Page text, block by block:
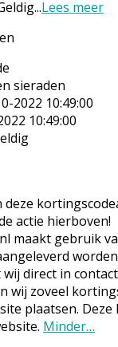
...Lees meer
sieraden
2022 10:49:00
10:49:00
deze
actie hierboven!
maakt gebruik
direct in
wij zoveel
plaatsen.
Minder…